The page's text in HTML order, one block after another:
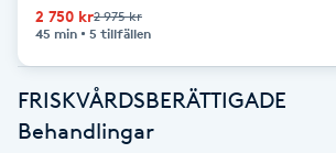
Brynplockning
2 750 kr2 975 kr
45 min
5 tillfällen
FRISKVÅRDSBERÄTTIGADE
Behandlingar